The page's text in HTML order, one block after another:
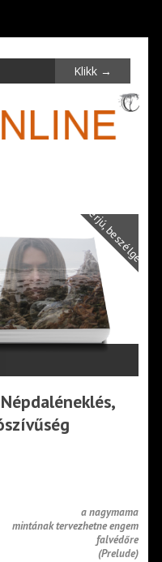
Interjú, beszélgetés
a nagymama
mintának tervezhetne engem
falvédőre
(Prelude)